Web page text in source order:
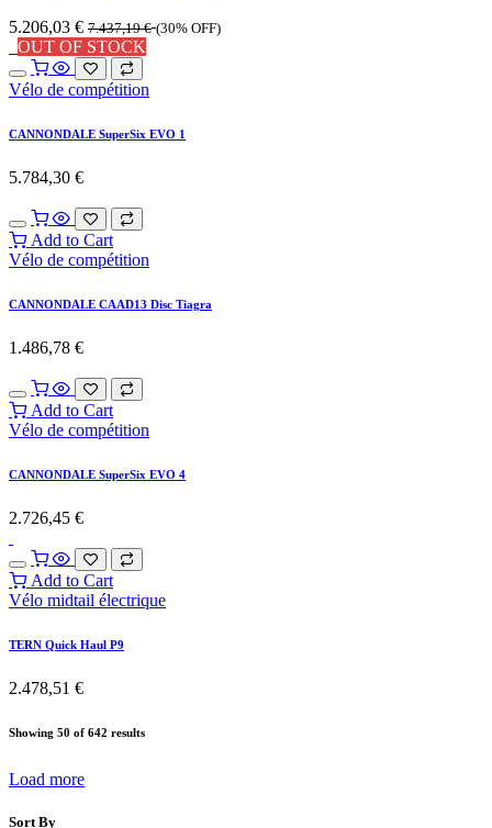
5.206,03 € 7.437,19€ (30% OFF)
OUT OF STOCK
Vélo de compétition
CANNONDALE SuperSix EVO 1
5.784,30 €
Add to Cart
Vélo de compétition
CANNONDALE CAAD13 Disc Tiagra
1.486,78 €
Add to Cart
Vélo de compétition
CANNONDALE SuperSix EVO 4
2.726,45 €
Add to Cart
Vélo midtail électrique
TERN Quick Haul P9
2.478,51 €
Showing 50 of 642 results
Load more
Sort By